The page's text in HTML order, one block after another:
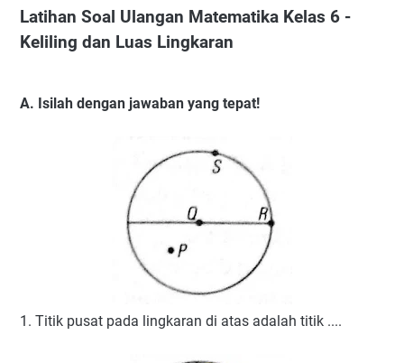
Latihan Soal Ulangan Matematika Kelas 6 -
Keliling dan Luas Lingkaran
A. Isilah dengan jawaban yang tepat!
1. Titik pusat pada lingkaran di atas adalah titik ....